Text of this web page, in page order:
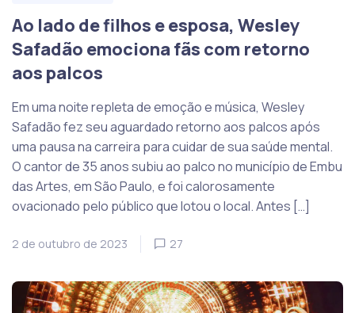
Ao lado de filhos e esposa, Wesley
Safadão emociona fãs com retorno
aos palcos
Em uma noite repleta de emoção e música, Wesley
Safadão fez seu aguardado retorno aos palcos após
uma pausa na carreira para cuidar de sua saúde mental.
O cantor de 35 anos subiu ao palco no município de Embu
das Artes, em São Paulo, e foi calorosamente
ovacionado pelo público que lotou o local. Antes […]
2 de outubro de 2023 27